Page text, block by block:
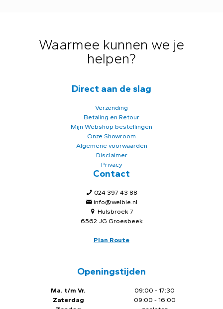
Waarmee kunnen we je
helpen?
Direct aan de slag
Verzending
Betaling en Retour
Mijn Webshop bestellingen
Onze Showroom
Algemene voorwaarden
Disclaimer
Privacy
Contact
024 397 43 88
info@welbie.nl
Hulsbroek 7
6562 JG Groesbeek
Plan Route
Openingstijden
Ma. t/m Vr.
Zaterdag
09:00 - 17:30
09:00 - 16:00